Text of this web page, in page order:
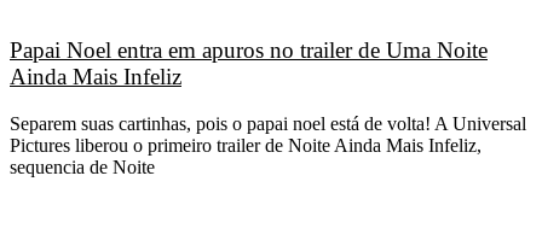
Papai Noel entra em apuros no trailer de Uma Noite
Ainda Mais Infeliz
Separem suas cartinhas, pois o papai noel está de volta! A Universal
Pictures liberou o primeiro trailer de Noite Ainda Mais Infeliz,
sequencia de Noite